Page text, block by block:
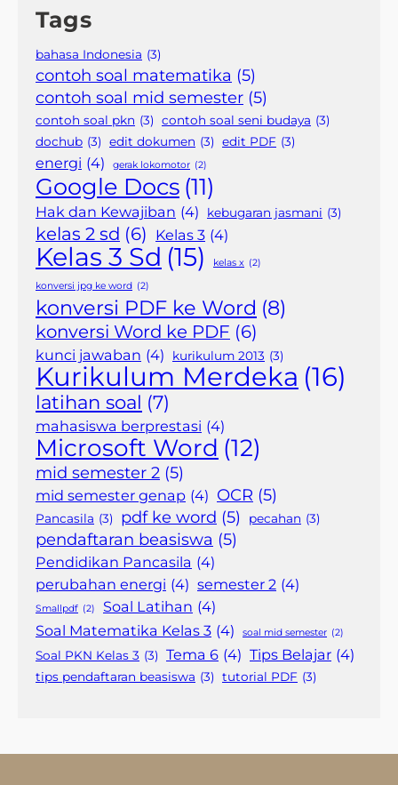
Tags
bahasa Indonesia (3)
contoh soal matematika (5)
contoh soal mid semester (5)
contoh soal pkn (3) contoh soal seni budaya (3)
dochub (3) edit dokumen (3) edit PDF (3)
energi (4) gerak lokomotor (2)
Google Docs (11)
Hak dan Kewajiban (4) kebugaran jasmani (3)
kelas 2 sd (6) Kelas 3 (4)
Kelas 3 Sd (15) kelas x (2)
konversi jpg ke word (2)
konversi PDF ke Word (8)
konversi Word ke PDF (6)
kunci jawaban (4) kurikulum 2013 (3)
Kurikulum Merdeka (16)
latihan soal (7)
mahasiswa berprestasi (4)
Microsoft Word (12)
mid semester 2 (5)
mid semester genap (4) OCR (5)
Pancasila (3) pdf ke word (5) pecahan (3)
pendaftaran beasiswa (5)
Pendidikan Pancasila (4)
perubahan energi (4) semester 2 (4)
Smallpdf (2) Soal Latihan (4)
Soal Matematika Kelas 3 (4) soal mid semester (2)
Soal PKN Kelas 3 (3) Tema 6 (4) Tips Belajar (4)
tips pendaftaran beasiswa (3) tutorial PDF (3)